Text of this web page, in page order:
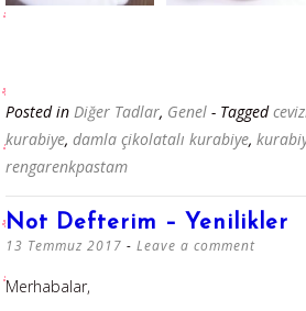
Posted in Diğer Tadlar, Genel - Tagged
kurabiye, damla çikolatalı kurabiye,
rengarenkpastam
Not Defterim – Yenilikler
13 Temmuz 2017 Leave a comment
Merhabalar,